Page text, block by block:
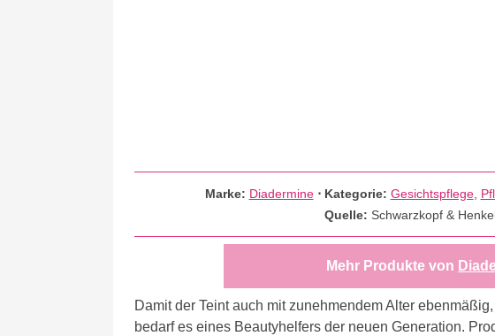
Marke: Diadermine ⋅ Kategorie: Gesichtspflege,
Quelle: Schwarzkopf &
Mehr Produkte von
Damit der Teint auch mit zunehmendem Alter
bedarf es eines Beautyhelfers der neuen Generation.